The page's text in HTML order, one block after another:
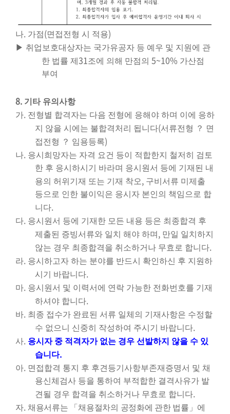
나. 가점(면접전형 시 적용)
▶ 취업보호대상자는 국가유공자 등 예우 및 지원에 관
한 법률 제31조에 의해 만점의5~10% 가산점
부여
8. 기타 유의사항
가. 전형별 합격자는 다음 전형에 응해야 하며 이에 응하
지 않을 시에는 불합격처리 됩니다(서류전형 ？ 면
접전형 ？ 임용등록)
나. 응시희망자는 자격 요건 등이 적합한지 철저히 검토
한 후 응시하시기 바라며 응시원서 등에 기재된 내
용의 허위기재 또는 기재 착오, 구비서류 미제출
등으로 인한 불이익은 응시자 본인의 책임으로 합
니다.
다. 응시원서 등에 기재한 모든 내용 등은 최종합격 후
제출된 증빙서류와 일치 해야 하며 , 만일 일치하지
않는 경우 최종합격을 취소하거나 무효로 합니다.
라. 응시하고자 하는 분야를 반드시 확인하신 후 지원하
시기 바랍니다.
마. 응시원서 및 이력서에 연락 가능한 전화번호를 기재
하셔야 합니다.
바. 최종 접수가 완료된 서류 일체의 기재사항은 수정할
수 없으니 신중히 작성하여 주시기 바랍니다.
사. 응시자 중 적격자가 없는 경우 선발하지 않을 수 있
습니다.
아. 면접합격 통지 후 후견등기사항부존재증명서 및 채
용신체검사 등을 통하여 부적합한 결격사유가 발
견될 경우 합격을 취소하거나 무효로 합니다.
자. 채용서류는 「채용절차의 공정화에 관한 법률 」 에